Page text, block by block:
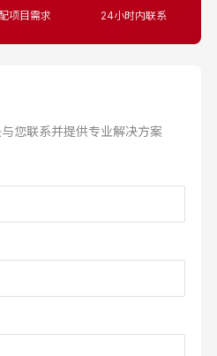
您联系并提供专业解决方案
项目需求 24小时内联系